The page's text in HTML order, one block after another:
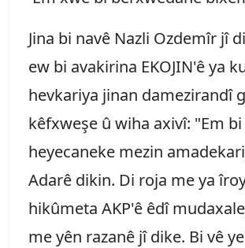
Jina bi navê Nazli Ozdemîr jî
ew bi avakirina EKOJIN'ê ya
hevkariya jinan damezirandî
kêfxweşe û wiha axivî: "Em
heyecaneke mezin
Adarê dikin. Di roja me ya
hikûmeta AKP'ê êdî
me yên razanê jî dike. Bi vê